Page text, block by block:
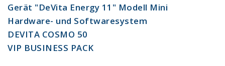
Gerät "DeVita Energy 11" Modell Mini
Hardware- und Softwaresystem
DEVITA COSMO 50
VIP BUSINESS PACK